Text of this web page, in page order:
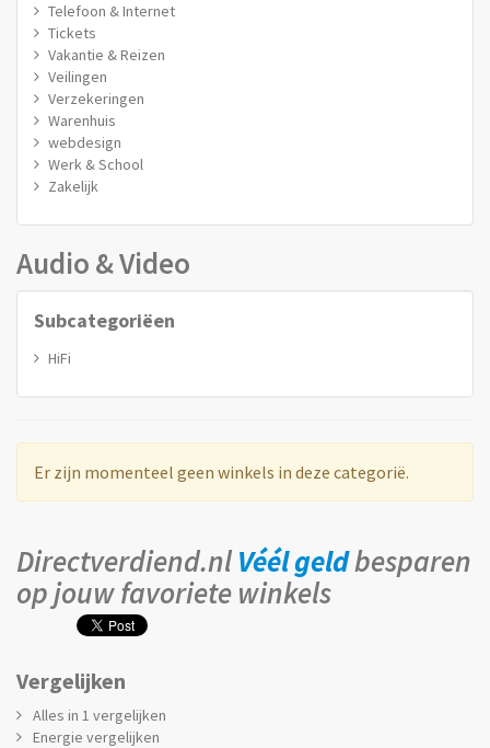
Telefoon & Internet
Tickets
Vakantie & Reizen
Veilingen
Verzekeringen
Warenhuis
webdesign
Werk & School
Zakelijk
Audio & Video
Subcategoriëen
HiFi
Er zijn momenteel geen winkels in deze categorië.
Directverdiend.nlVéél geldbesparen
op jouw favoriete winkels
Vergelijken
Alles in 1 vergelijken
Energie vergelijken